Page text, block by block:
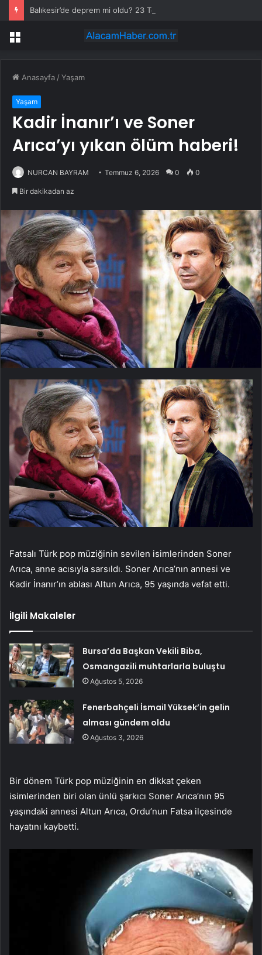
Menü
Anasayfa /Yaşam
Yaşam
Kadir İnanır’ı ve Soner
Arıca’yı yıkan ölüm haberi!
NURCAN BAYRAM Temmuz 6, 2026 0 0
Bir dakikadan az
Fatsalı Türk pop müziğinin sevilen isimlerinden Soner
Arıca, anne acısıyla sarsıldı. Soner Arıca’nın annesi ve
Kadir İnanır’ın ablası Altun Arıca, 95 yaşında vefat etti.
İlgili Makaleler
Bursa’da Başkan Vekili Biba,
Osmangazili muhtarlarla buluştu
Ağustos 5, 2026
Fenerbahçeli İsmail Yüksek’in gelin
alması gündem oldu
Ağustos 3, 2026
Bir dönem Türk pop müziğinin en dikkat çeken
isimlerinden biri olan ünlü şarkıcı Soner Arıca’nın 95
yaşındaki annesi Altun Arıca, Ordu’nun Fatsa ilçesinde
hayatını kaybetti.